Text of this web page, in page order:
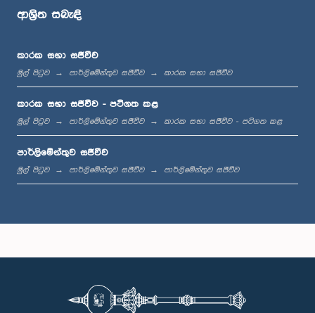
ප.ව. 1:12 - ප.ව. 1:20
ප.ව. 1:20 - ප.ව. 1:31
ප.ව. 1:57 - ප.ව. 2:05
ආශ්‍රිත සබැඳි
කාරක සභා සජීවීව
මුල් පිටුව පාර්ලිමේන්තුව සජීවීව කාරක සභා සජීවීව
කාරක සභා සජීවීව - පටිගත කළ
මුල් පිටුව පාර්ලිමේන්තුව සජීවීව කාරක සභා සජීවීව - පටිගත කළ
පාර්ලිමේන්තුව සජීවීව
මුල් පිටුව පාර්ලිමේන්තුව සජීවීව පාර්ලිමේන්තුව සජීවීව